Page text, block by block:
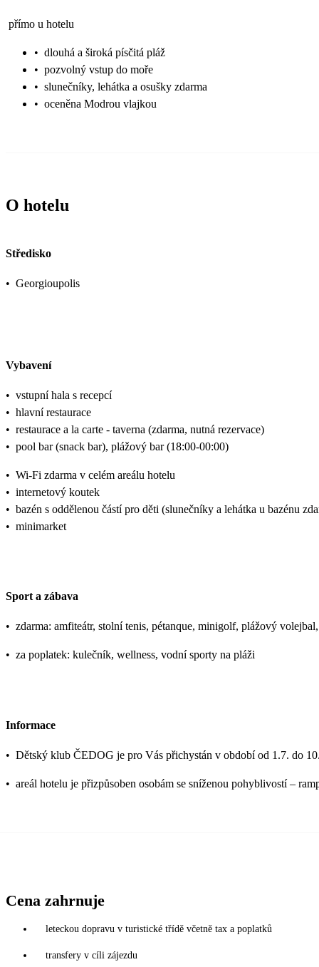
přímo u hotelu
• dlouhá a široká písčitá pláž
• pozvolný vstup do moře
• slunečníky, lehátka a osušky zdarma
• oceněna Modrou vlajkou
O hotelu
Středisko
• Georgioupolis
Vybavení
• vstupní hala s recepcí
• hlavní restaurace
• restaurace a la carte - taverna (zdarma, nutná rezervace)
• pool bar (snack bar), plážový bar (18:00-00:00)
• Wi-Fi zdarma v celém areálu hotelu
• internetový koutek
• bazén s oddělenou částí pro děti (slunečníky a lehátka u bazénu
• minimarket
Sport a zábava
• zdarma: amfiteátr, stolní tenis, pétanque, minigolf, plážový
• za poplatek: kulečník, wellness, vodní sporty na pláži
Informace
• Dětský klub ČEDOG je pro Vás přichystán v období od 1.7. do
• areál hotelu je přizpůsoben osobám se sníženou pohyblivostí –
Cena zahrnuje
leteckou dopravu v turistické třídě včetně tax a poplatků
transfery v cíli zájezdu